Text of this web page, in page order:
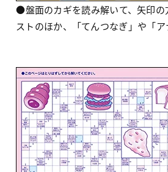
●盤面のカギを読み解いて、矢印
ストのほか、「てんつなぎ」や「